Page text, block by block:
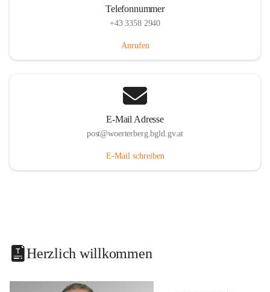
Telefonnummer
+43 3358 2940
Anrufen
E-Mail Adresse
post@woerterberg.bgld.gv.at
E-Mail schreiben
Herzlich willkommen